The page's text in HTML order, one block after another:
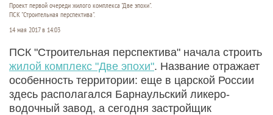
Проект первой очереди жилого комплекса "Две эпохи".
ПСК "Строительная перспектива".
14 мая 2017 в 14:03
ПСК "Строительная перспектива" начала строить
жилой комплекс "Две эпохи". Название отражает
особенность территории: еще в царской России
здесь располагался Барнаульский ликеро-
водочный завод, а сегодня застройщик